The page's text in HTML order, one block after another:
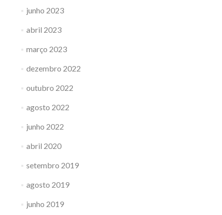
junho 2023
abril 2023
março 2023
dezembro 2022
outubro 2022
agosto 2022
junho 2022
abril 2020
setembro 2019
agosto 2019
junho 2019